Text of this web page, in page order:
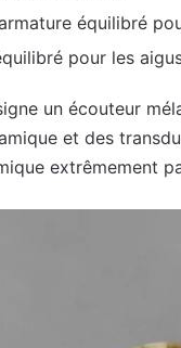
équilibré
pour les
un écouteur
et des
extrêmement